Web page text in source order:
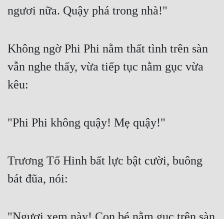
ngươi nữa. Quậy phá trong nhà!"
Không ngờ Phi Phi nằm thất tình trên sàn
vẫn nghe thấy, vừa tiếp tục nằm gục vừa
kêu:
"Phi Phi không quậy! Mẹ quậy!"
Trương Tố Hinh bất lực bật cười, buông
bát đũa, nói: